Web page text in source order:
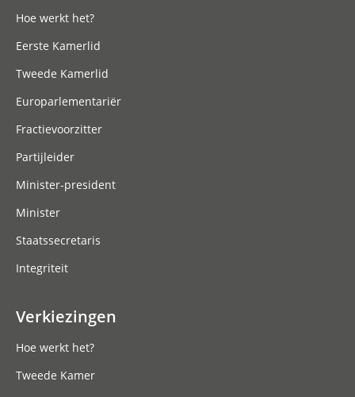
Hoe werkt het?
Eerste Kamerlid
Tweede Kamerlid
Europarlementariër
Fractievoorzitter
Partijleider
Minister-president
Minister
Staatssecretaris
Integriteit
Verkiezingen
Hoe werkt het?
Tweede Kamer